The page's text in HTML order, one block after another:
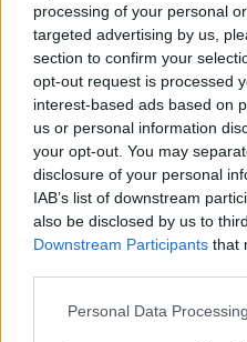
processing of your personal
targeted advertising by us,
section to confirm your
opt-out request is processed
interest-based ads based on
us or personal information
your opt-out. You may
disclosure of your personal
IAB’s list of downstream
also be disclosed by us to
Downstream Participants that
Personal Data
Nazwa
E-
mail
Witryna
internetowa